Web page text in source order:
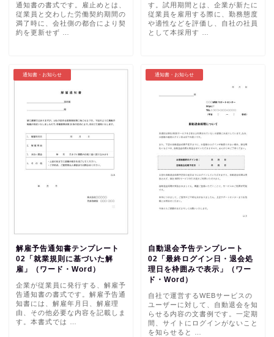
通知書の書式です。雇止めとは、
従業員と交わした労働契約期間の
満了時に、会社側の都合により契
約を更新せず …
す。試用期間とは、企業が新たに
従業員を雇用する際に、勤務態度
や適性などを評価し、自社の社員
として本採用す …
通知書・お知らせ
解雇予告通知書テンプレート
02「就業規則に基づいた解
雇」（ワード・Word）
企業が従業員に発行する、解雇予
告通知書の書式です。解雇予告通
知書には、解雇年月日、解雇理
由、その他必要な内容を記載しま
す。本書式では …
通知書・お知らせ
自動退会予告テンプレート
02「最終ログイン日・退会処
理日を枠囲みで表示」（ワー
ド・Word）
自社で運営するWEBサービスの
ユーザーに対して、自動退会を知
らせる内容の文書例です。一定期
間、サイトにログインがないこと
を知らせると …